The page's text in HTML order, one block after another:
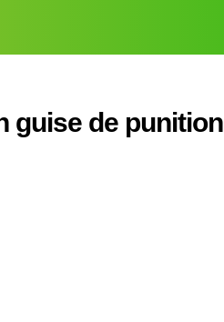
guise de punition